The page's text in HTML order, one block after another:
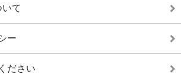
て
ー
ださい